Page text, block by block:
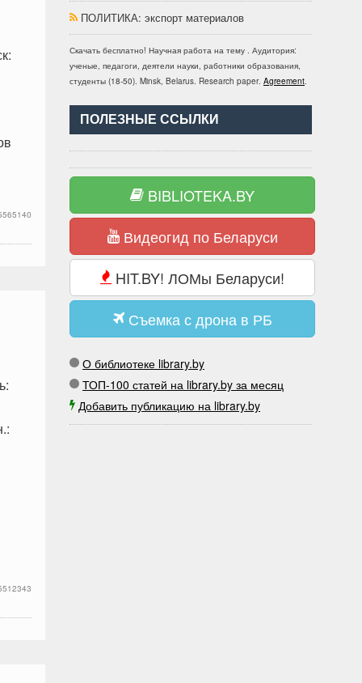
ПОЛИТИКА: экспорт материалов
Скачать бесплатно! Научная работа на тему . Аудитория:
ученые, педагоги, деятели науки, работники образования,
студенты (18-50). Minsk, Belarus. Research paper. Agreement.
ПОЛЕЗНЫЕ ССЫЛКИ
BIBLIOTEKA.BY
Видеогид по Беларуси
HIT.BY! ЛОМы Беларуси!
Съемка с дрона в РБ
О библиотеке library.by
ТОП-100 статей на library.by за месяц
Добавить публикацию на library.by